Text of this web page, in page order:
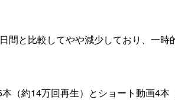
と比較してやや減少しており、一時
約14万回再生）とショート動画4本